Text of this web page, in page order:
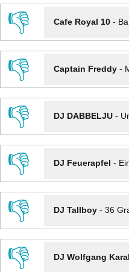
👎
Cafe Royal 10-
👎
Captain Freddy-
👎
DJ DABBELJU-
👎
DJ Feuerapfel -
👎
DJ Tallboy- 36
👎
DJ Wolfgang